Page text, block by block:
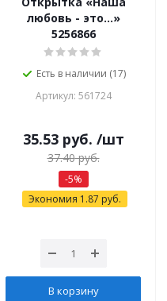
любовь - это...»
5256866
Есть в наличии (17)
Артикул: 561724
35.53руб. /шт
37.40руб.
-5%
Экономия 1.87 руб.
В корзину